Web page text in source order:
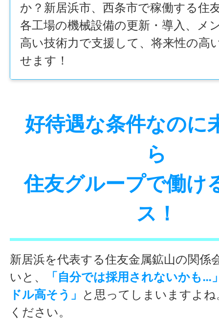
か？新居浜市、西条市で稼働する住
各工場の機械設備の更新・導入、メ
高い技術力で支援して、将来性の高
せます！
好待遇な条件なのに
ら
住友グループで働け
ス！
新居浜を代表する住友金属鉱山の関係
いと、
「自分では採用されないかも…
ドル高そう」 と思ってしまいますよ
ください。